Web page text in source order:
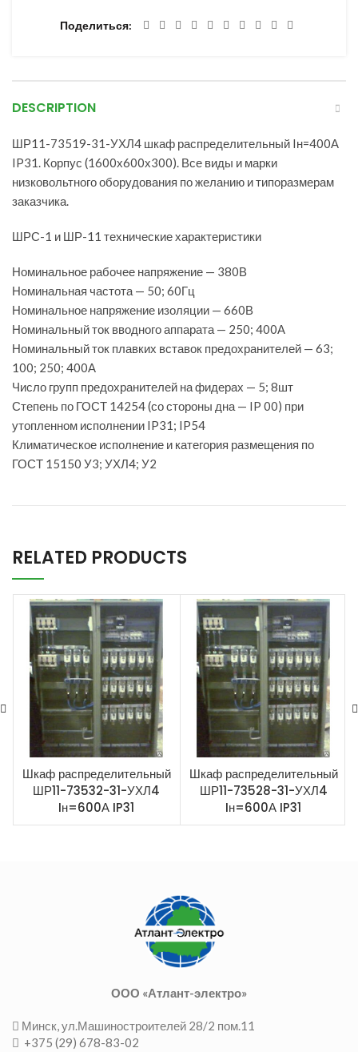
Поделиться
DESCRIPTION
ШР11-73519-31-УХЛ4 шкаф распределительный Iн=400А
IP31. Корпус (1600х600х300). Все виды и марки
низковольтного оборудования по желанию и типоразмерам
заказчика.
ШРС-1 и ШР-11 технические характеристики
Номинальное рабочее напряжение — 380В
Номинальная частота — 50; 60Гц
Номинальное напряжение изоляции — 660В
Номинальный ток вводного аппарата — 250; 400А
Номинальный ток плавких вставок предохранителей — 63;
100; 250; 400А
Число групп предохранителей на фидерах — 5; 8шт
Степень по ГОСТ 14254 (со стороны дна — IP 00) при
утопленном исполнении IP31; IP54
Климатическое исполнение и категория размещения по
ГОСТ 15150 У3; УХЛ4; У2
RELATED PRODUCTS
Шкаф распределительный
ШР11-73532-31-УХЛ4
Iн=600А IP31
Шкаф распределительный
ШР11-73528-31-УХЛ4
Iн=600А IP31
ООО «Атлант-электро»
Минск, ул.Машиностроителей 28/2 пом.11
+375 (29) 678-83-02